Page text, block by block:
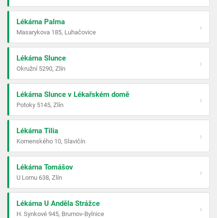
Lékárna Palma
Masarykova 185, Luhačovice
›
Lékárna Slunce
Okružní 5290, Zlín
›
Lékárna Slunce v Lékařském domě
Potoky 5145, Zlín
›
Lékárna Tilia
Komenského 10, Slavičín
›
Lékárna Tomášov
U Lomu 638, Zlín
›
Lékárna U Anděla Strážce
H. Synkové 945, Brumov-Bylnice
›